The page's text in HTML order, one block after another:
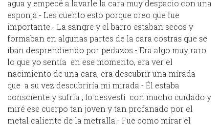
agua y empecé a lavarle la cara muy despacio con una
esponja.- Les cuento esto porque creo que fue
importante.- La sangre y el barro estaban secos y
formaban en algunas partes de la cara costras que se
iban desprendiendo por pedazos.- Era algo muy raro
lo que yo sentía en ese momento, era ver el
nacimiento de una cara, era descubrir una mirada
que a su vez descubriría mi mirada.- Él estaba
consciente y sufría , lo desvestí con mucho cuidado y
miré ese cuerpo tan joven y tan profanado por el
metal caliente de la metralla.- Fue como mirar el